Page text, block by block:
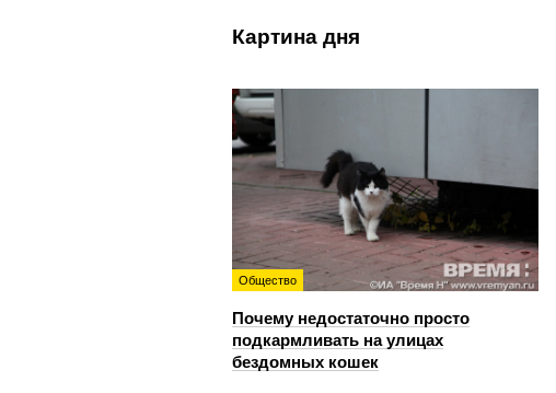
Картина дня
Общество
Почему недостаточно просто
подкармливать на улицах
бездомных кошек